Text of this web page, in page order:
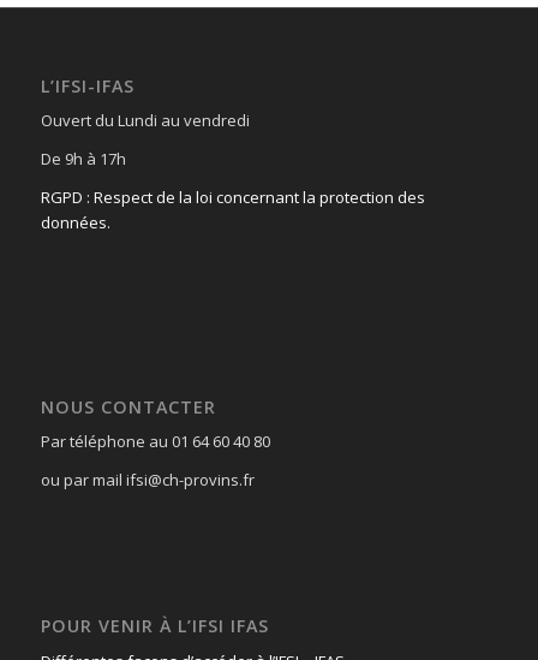
L’IFSI-IFAS
Ouvert du Lundi au vendredi
De 9h à 17h
RGPD : Respect de la loi concernant la protection des
données.
NOUS CONTACTER
Par téléphone au 01 64 60 40 80
ou par mail ifsi@ch-provins.fr
POUR VENIR À L’IFSI IFAS